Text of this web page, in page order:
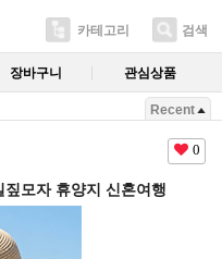
카테고리 검색
장바구니 관심상품
Recent
0
모자 휴양지 신혼여행